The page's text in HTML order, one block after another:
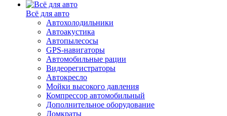
Всё для авто
Автохолодильники
Автоакустика
Автопылесосы
GPS-навигаторы
Автомобильные рации
Видеорегистраторы
Автокресло
Мойки высокого давления
Компрессор автомобильный
Дополнительное оборудование
Домкраты